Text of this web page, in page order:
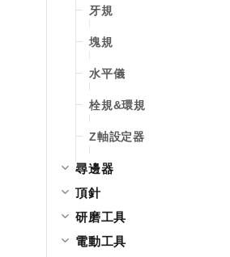
牙規
塊規
水平儀
栓規&環規
Z軸設定器
尋邊器
頂針
研磨工具
電動工具